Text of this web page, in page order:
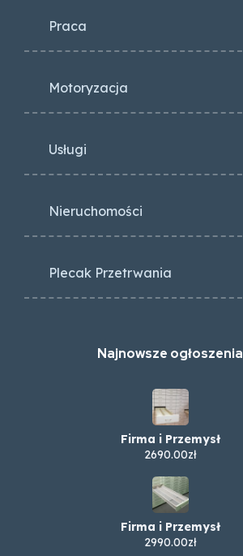
Praca
Motoryzacja
Usługi
Nieruchomości
Plecak Przetrwania
Najnowsze ogłoszenia
Firma i Przemysł
2690.00zł
Firma i Przemysł
2990.00zł